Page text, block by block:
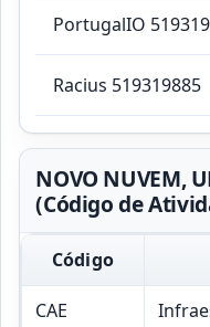
PortugalIO
Racius 519319885
NOVO NUVEM,
(Código de
Código
CAE